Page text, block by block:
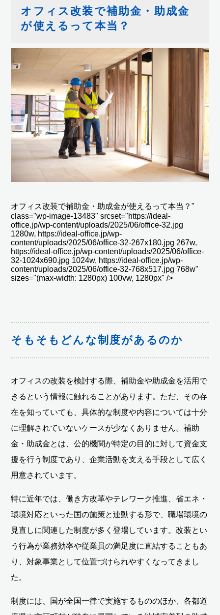
オフィス改装で補助金・助成金
が使えるって本当？
オフィス改装で補助金・助成金が使えるって本当？"
class="wp-image-13483" srcset="https://ideal-
office.jp/wp-content/uploads/2025/06/office-32.jpg
1280w, https://ideal-office.jp/wp-
content/uploads/2025/06/office-32-267x180.jpg 267w,
https://ideal-office.jp/wp-content/uploads/2025/06/office-
32-1024x690.jpg 1024w, https://ideal-office.jp/wp-
content/uploads/2025/06/office-32-768x517.jpg 768w"
sizes="(max-width: 1280px) 100vw, 1280px" />
そもそもどんな制度があるのか
オフィスの改装を検討する際、補助金や助成金を活用で
きるという情報に触れることがあります。ただ、その存
在を知っていても、具体的な制度や内容については十分
に理解されていないケースが少なくありません。補助
金・助成金とは、公的機関が特定の目的に対して資金支
援を行う制度であり、企業活動を支える手段として広く
用意されています。
特に近年では、働き方改革やテレワーク推進、省エネ・
環境対応といった国の施策と連動する形で、職場環境の
見直しに関連した制度が多く登場しています。改装とい
う行為が業務効率や従業員の満足度に直結することもあ
り、対象事業として位置づけられやすくなってきまし
た。
制度には、国が全国一律で実施するもののほか、各都道